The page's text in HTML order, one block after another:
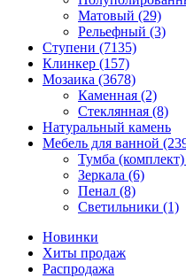
Матовый (29)
Рельефный (3)
Ступени (7135)
Клинкер (157)
Мозаика (3678)
Каменная (2)
Стеклянная (8)
Натуральный камень
Мебель для ванной
Тумба
Зеркала (6)
Пенал (8)
Светильники (1)
Новинки
Хиты продаж
Распродажа